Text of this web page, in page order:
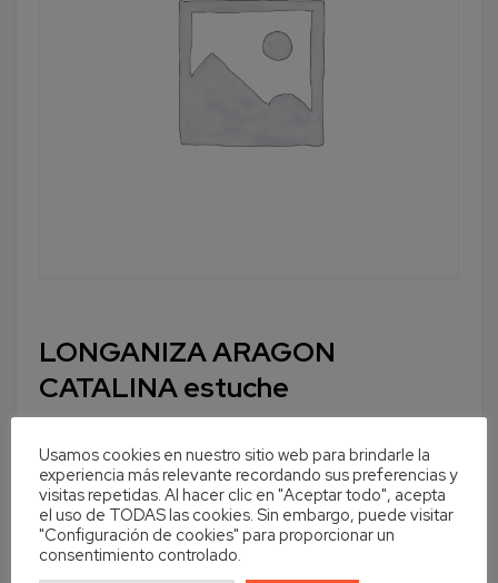
LONGANIZA ARAGON
CATALINA estuche
Cantidad En stock
Añadir al carrito
Usamos cookies en nuestro sitio web para brindarle la
experiencia más relevante recordando sus preferencias y
visitas repetidas. Al hacer clic en "Aceptar todo", acepta
el uso de TODAS las cookies. Sin embargo, puede visitar
"Configuración de cookies" para proporcionar un
consentimiento controlado.